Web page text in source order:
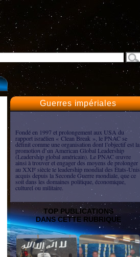
Guerres impériales
Fondé en 1997 et prolongement aux USA du
rapport israélien « Clean Break », le PNAC se
définit comme une organisation dont l’objectif est la
promotion d’un American Global Leadership
(Leadership global américain). Le PNAC œuvre
ainsi à trouver et engager des moyens de prolonger
au XXIe siècle le leadership mondial des États-Unis
acquis depuis la Seconde Guerre mondiale, que ce
soit dans les domaines politique, économique,
culturel ou militaire.
TOP PUBLICATIONS
DANS CETTE RUBRIQUE